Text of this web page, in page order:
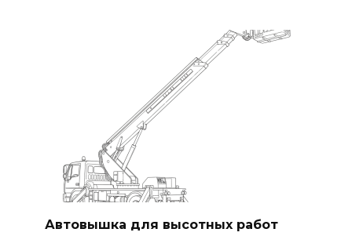
Автовышка для высотных работ